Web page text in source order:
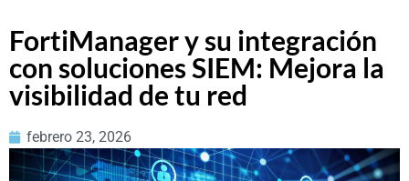
FortiManager y su integración
con soluciones SIEM: Mejora la
visibilidad de tu red
febrero 23, 2026